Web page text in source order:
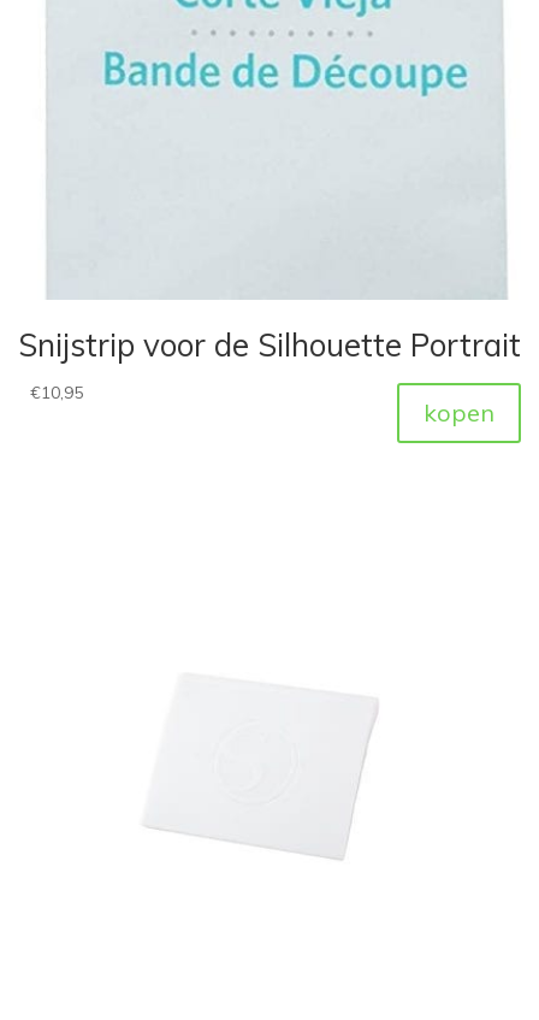
Snijstrip voor de Silhouette Portrait
€10,95
kopen